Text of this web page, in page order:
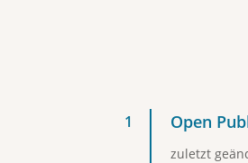
Open
zuletzt